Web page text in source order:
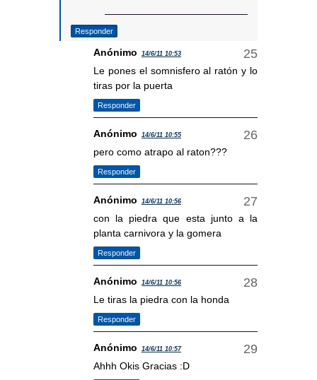
Responder
Anónimo 14/6/11 10:53
Le pones el somnisfero al ratón y lo
tiras por la puerta
Responder
Anónimo 14/6/11 10:55
pero como atrapo al raton???
Responder
Anónimo 14/6/11 10:56
con la piedra que esta junto a la
planta carnivora y la gomera
Responder
Anónimo 14/6/11 10:56
Le tiras la piedra con la honda
Responder
Anónimo 14/6/11 10:57
Ahhh Okis Gracias :D